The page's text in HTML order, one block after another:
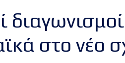
στο νέο